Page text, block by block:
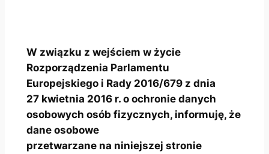
W związku z wejściem w życie
Rozporządzenia Parlamentu
Europejskiego i Rady 2016/679 z dnia
27 kwietnia 2016 r. o ochronie danych
osobowych osób fizycznych, informuję, że
dane osobowe
przetwarzane na niniejszej stronie